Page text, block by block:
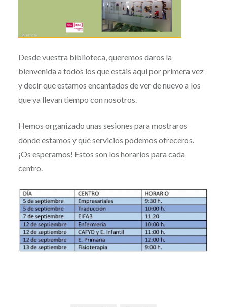
Desde vuestra biblioteca, queremos daros la
bienvenida a todos los que estáis aquí por primera vez
y decir que estamos encantados de ver de nuevo a los
que ya llevan tiempo con nosotros.
Hemos organizado unas sesiones para mostraros
dónde estamos y qué servicios podemos ofreceros.
¡Os esperamos! Estos son los horarios para cada
centro.